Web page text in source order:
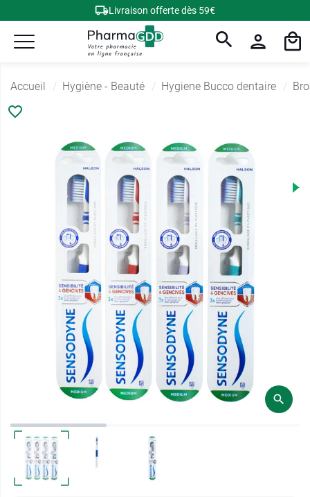
Livraison offerte dès 59€
Accueil Hygiène - Beauté Hygiene Bucco dentaire